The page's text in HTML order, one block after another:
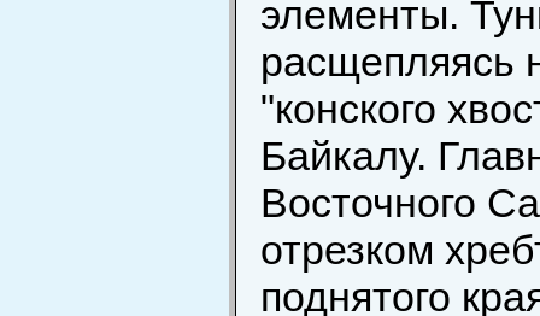
элементы.
расщепляясь
"конского
Байкалу.
Восточного
отрезком
поднятого